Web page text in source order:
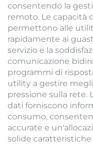
consentendo la
remoto. Le capacità
permettono alle
rapidamente ai
servizio e la
comunicazione
programmi di
utility a gestire
pressione sulla rete.
dati forniscono
consumo,
accurate e
solide